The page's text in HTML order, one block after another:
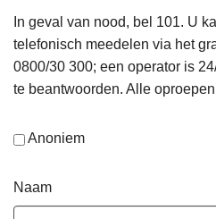
In geval van nood, bel 101. U
telefonisch meedelen via het
0800/30 300; een operator is
te beantwoorden. Alle
Anoniem
Naam